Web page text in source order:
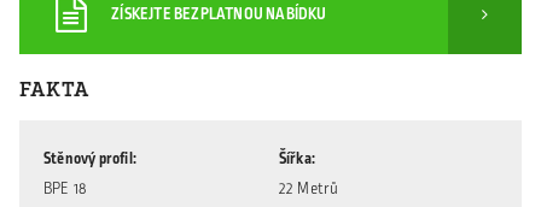
ZÍSKEJTE BEZPLATNOU NABÍDKU
FAKTA
Stěnový profil
BPE 18
Šířka
22 Metrů